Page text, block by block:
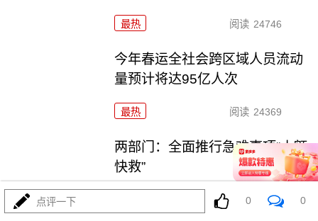
最热 阅读 24746
今年春运全社会跨区域人员流动
量预计将达95亿人次
最热 阅读 24369
两部门：全面推行急难事项“小额
快救”
阅读 21158
点评一下 0 0